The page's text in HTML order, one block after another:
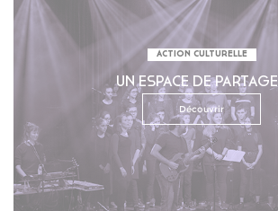
ACTION CULTURELLE
UN ESPACE DE PARTAGE
Découvrir